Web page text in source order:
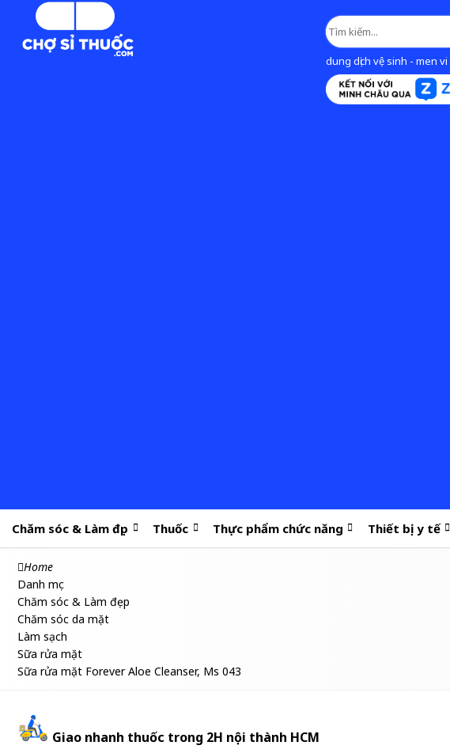
dung dịch vệ sinh - men
Chăm sóc & Làm đẹp Thuốc Thực phẩm chức năng Thiết bị y tế
Home
Danh mục
Chăm sóc & Làm đẹp
Chăm sóc da mặt
Làm sạch
Sữa rửa mặt
Sữa rửa mặt Forever Aloe Cleanser, Ms 043
Giao nhanh thuốc trong 2H nội thành HCM